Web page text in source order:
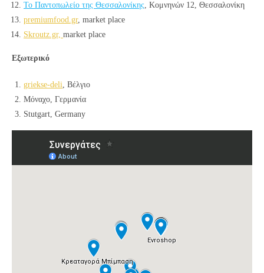
Το Παντoπωλείο της Θεσσαλονίκης, Κομνηνών 12, Θεσσαλονίκη
premiumfood.gr, market place
Skroutz.gr, market place
Εξωτερικό
griekse-deli, Βέλγιo
Μόναχο, Γερμανία
Stutgart, Germany